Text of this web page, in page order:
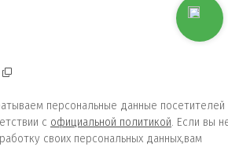
персональные данные посетителей
с официальной политикой. Если вы
своих персональных данных,вам